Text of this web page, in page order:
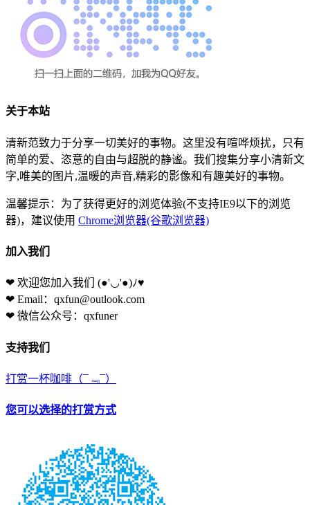
关于本站
清新范致力于分享一切美好的事物。这里没有喧哗烦扰，只有
简单的爱、恣意的自由与超脱的静谧。我们搜集分享小清新文
字,唯美的图片,温暖的声音,精彩的影像和有趣美好的事物。
温馨提示：为了获得更好的浏览体验(不支持IE9以下的浏览
器)，建议使用 Chrome浏览器(谷歌浏览器)
加入我们
❤ 欢迎您加入我们 (●'◡'●)ﾉ♥
❤ Email：qxfun@outlook.com
❤ 微信公众号：qxfuner
支持我们
打赏一杯咖啡 （¯﹃¯）
您可以选择的打赏方式